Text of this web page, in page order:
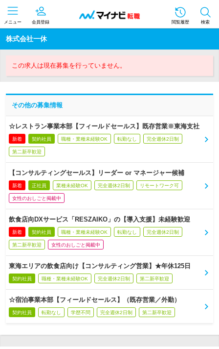
メニュー 会員登録 閲覧履歴 検索
株式会社一休
この求人は現在募集を行っていません。
その他の募集情報
☆レストラン事業本部【フィールドセールス】既存営業※東海支社
新着 契約社員 職種・業種未経験OK 転勤なし 完全週休2日制
第二新卒歓迎
【コンサルティングセールス】リーダー or マネージャー候補
新着 正社員 業種未経験OK 完全週休2日制 リモートワーク可
女性のおしごと掲載中
飲食店向DXサービス「RESZAIKO」の【導入支援】未経験歓迎
新着 契約社員 職種・業種未経験OK 転勤なし 完全週休2日制
第二新卒歓迎 女性のおしごと掲載中
東海エリアの飲食店向け【コンサルティング営業】★年休125日
契約社員 職種・業種未経験OK 完全週休2日制 第二新卒歓迎
☆宿泊事業本部【フィールドセールス】（既存営業／外勤）
契約社員 転勤なし 学歴不問 完全週休2日制 第二新卒歓迎